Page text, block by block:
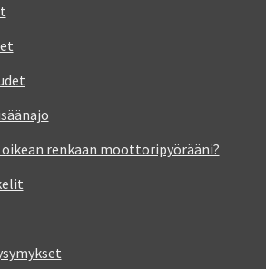
renkaan moottoripyörääni?